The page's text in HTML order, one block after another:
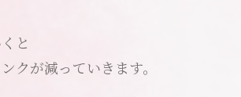
と
クが減っていきます。